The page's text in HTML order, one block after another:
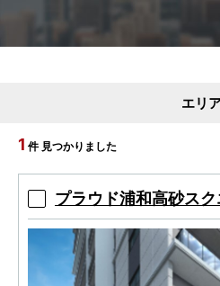
エリ
1 件 見つかりました
プラウド浦和高砂ス